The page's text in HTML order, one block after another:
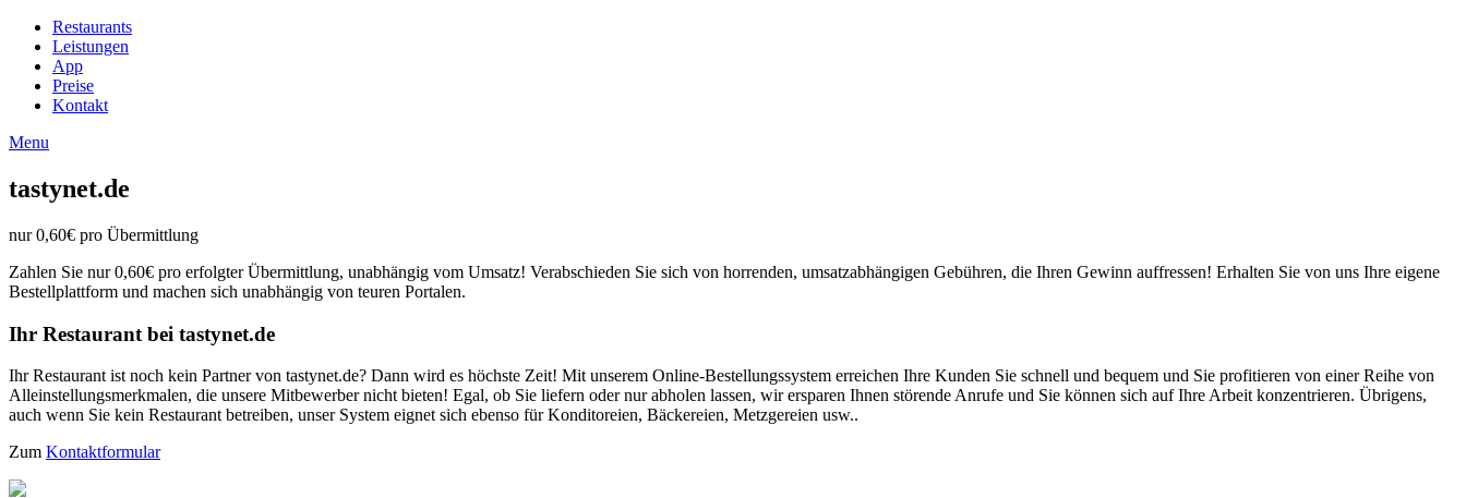
Restaurants
Leistungen
App
Preise
Kontakt
Menu
tastynet.de
nur 0,60€ pro Übermittlung
Zahlen Sie nur 0,60€ pro erfolgter Übermittlung, unabhängig vom Umsatz! Verabschieden Sie sich von horrenden, umsatzabhängigen Gebühren, die Ihren Gewinn auffressen! Erhalten Sie von uns Ihre eigene
Bestellplattform und machen sich unabhängig von teuren Portalen.
Ihr Restaurant bei tastynet.de
Ihr Restaurant ist noch kein Partner von tastynet.de? Dann wird es höchste Zeit! Mit unserem Online-Bestellungssystem erreichen Ihre Kunden Sie schnell und bequem und Sie profitieren von einer Reihe von
Alleinstellungsmerkmalen, die unsere Mitbewerber nicht bieten! Egal, ob Sie liefern oder nur abholen lassen, wir ersparen Ihnen störende Anrufe und Sie können sich auf Ihre Arbeit konzentrieren. Übrigens,
auch wenn Sie kein Restaurant betreiben, unser System eignet sich ebenso für Konditoreien, Bäckereien, Metzgereien usw..
Zum Kontaktformular